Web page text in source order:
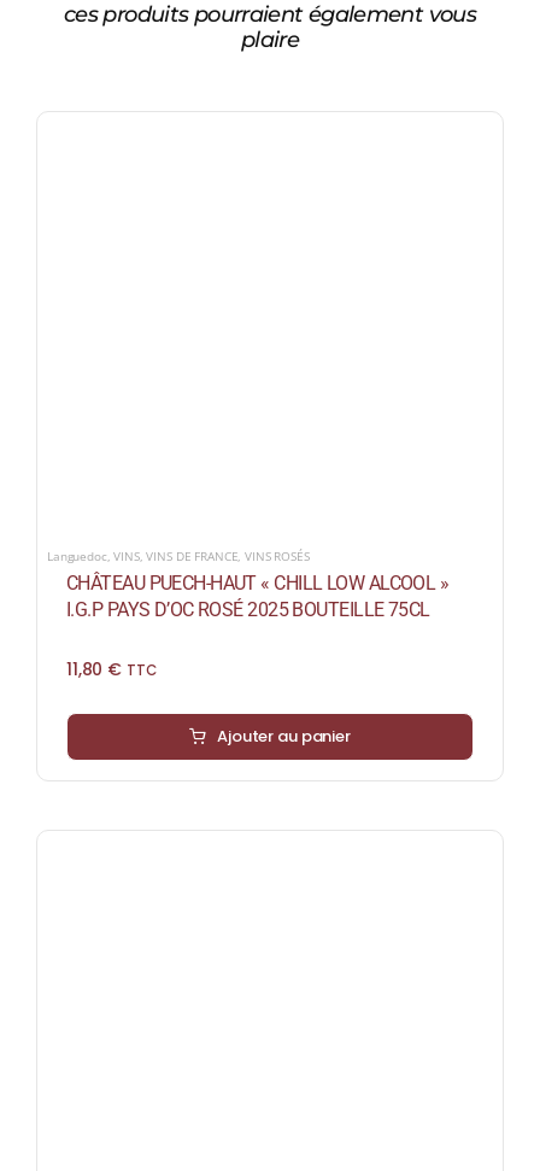
ces produits pourraient également vous
plaire
Languedoc ,VINS,VINS DE FRANCE ,VINS ROSÉS
CHÂTEAU PUECH-HAUT « CHILL LOW ALCOOL »
I.G.P PAYS D’OC ROSÉ 2025 BOUTEILLE 75CL
11,80 € TTC
Ajouter au panier